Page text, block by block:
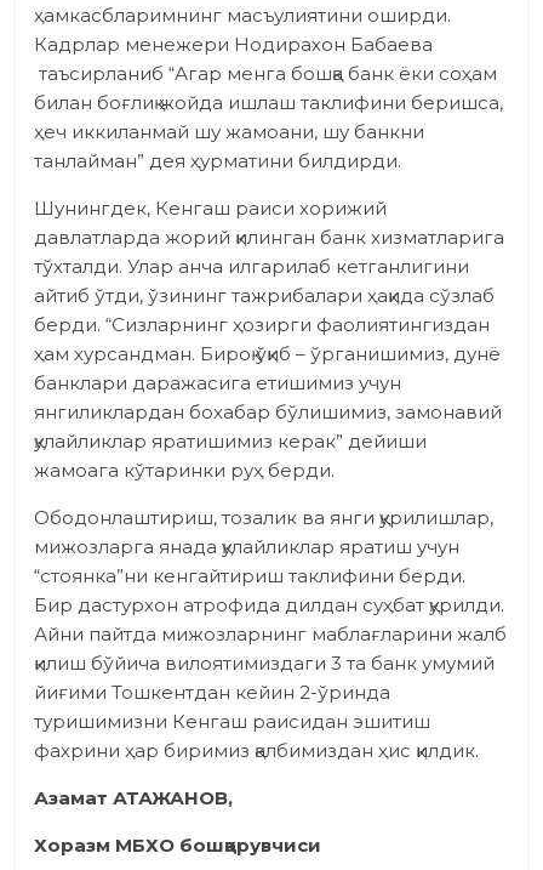
ҳамкасбларимнинг масъулиятини оширди.
Кадрлар менежери Нодирахон Бабаева
таъсирланиб “Агар менга бошқа банк ёки соҳам
билан боғлиқ жойда ишлаш таклифини беришса,
ҳеч иккиланмай шу жамоани, шу банкни
танлайман” дея ҳурматини билдирди.
Шунингдек, Кенгаш раиси хорижий
давлатларда жорий қилинган банк хизматларига
тўхталди. Улар анча илгарилаб кетганлигини
айтиб ўтди, ўзининг тажрибалари ҳақида сўзлаб
берди. “Сизларнинг ҳозирги фаолиятингиздан
ҳам хурсандман. Бироқ ўқиб – ўрганишимиз, дунё
банклари даражасига етишимиз учун
янгиликлардан бохабар бўлишимиз, замонавий
қулайликлар яратишимиз керак” дейиши
жамоага кўтаринки руҳ берди.
Ободонлаштириш, тозалик ва янги қурилишлар,
мижозларга янада қулайликлар яратиш учун
“стоянка”ни кенгайтириш таклифини берди.
Бир дастурхон атрофида дилдан суҳбат қурилди.
Айни пайтда мижозларнинг маблағларини жалб
қилиш бўйича вилоятимиздаги 3 та банк умумий
йиғими Тошкентдан кейин 2-ўринда
туришимизни Кенгаш раисидан эшитиш
фахрини ҳар биримиз қалбимиздан ҳис қилдик.
Азамат АТАЖАНОВ,
Хоразм МБХО бошқарувчиси